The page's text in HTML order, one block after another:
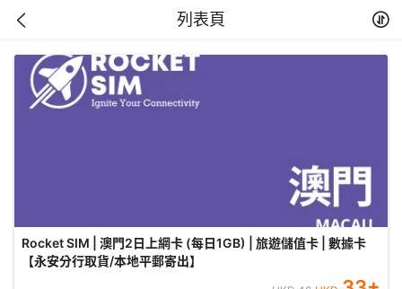
列表頁
Rocket SIM | 澳門2日上網卡 (每日1GB) | 旅遊儲值卡 | 數據卡
【永安分行取貨/本地平郵寄出】